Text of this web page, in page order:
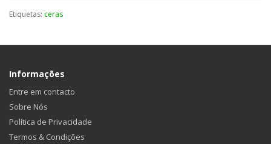
Etiquetas: ceras
Informações
Entre em contacto
Sobre Nós
Política de Privacidade
Termos & Condições